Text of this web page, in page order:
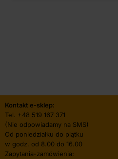
Kontakt e-sklep:
Tel. +48 519 167 371
(Nie odpowiadamy na SMS)
Od poniedziałku do piątku
w godz. od 8.00 do 16.00
Zapytania-zamówienia: